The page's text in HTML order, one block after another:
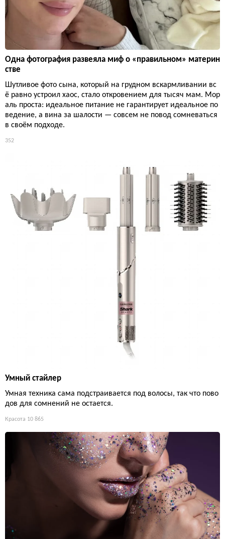
Одна фотография развеяла миф о «правильном» материн
стве
Шутливое фото сына, который на грудном вскармливании вс
ё равно устроил хаос, стало откровением для тысяч мам. Мор
аль проста: идеальное питание не гарантирует идеальное по
ведение, а вина за шалости — совсем не повод сомневаться
в своём подходе.
352
Умный стайлер
Умная техника сама подстраивается под волосы, так что пово
дов для сомнений не остается.
Красота 10 865